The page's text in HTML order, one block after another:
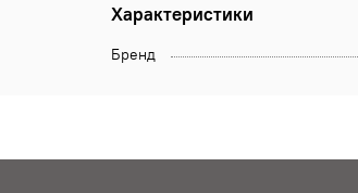
Характеристики
Бренд